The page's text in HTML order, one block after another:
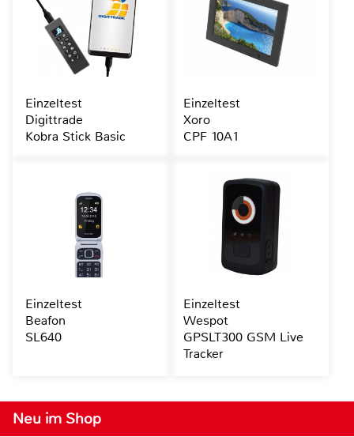
Neu im Shop
Einzeltest
Digittrade
Kobra Stick Basic
Einzeltest
Xoro
CPF 10A1
Einzeltest
Beafon
SL640
Einzeltest
Wespot
GPSLT300 GSM Live
Tracker